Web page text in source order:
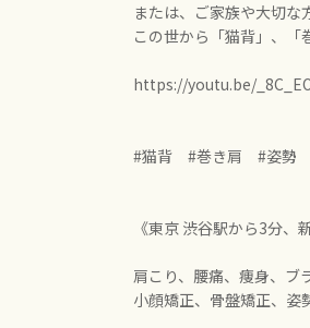
または、ご家族や大切な
この世から「猫背」、「
https://youtu.be/
#猫背 #巻き肩 #姿勢
《東京 渋谷駅から3分、
肩こり、腰痛、痩身、ブ
小顔矯正、骨盤矯正、姿